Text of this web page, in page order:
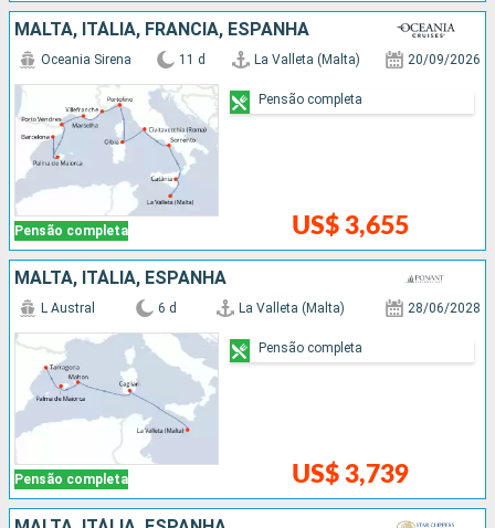
MALTA, ITÁLIA, FRANCIA, ESPANHA
Pensão completa
Oceania Sirena 11 d La Valleta (Malta) 20/09/2026
US$ 3,655
Pensão completa
MALTA, ITÁLIA, ESPANHA
Pensão completa
L Austral 6 d La Valleta (Malta) 28/06/2028
US$ 3,739
Pensão completa